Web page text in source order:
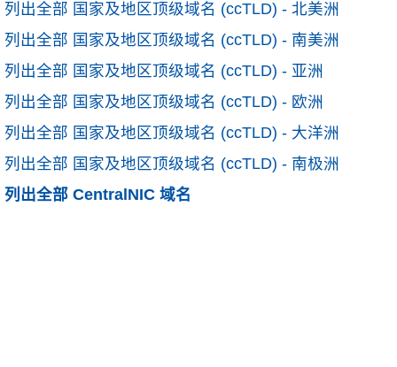
列出全部 国家及地区顶级域名 (ccTLD) - 北美洲
列出全部 国家及地区顶级域名 (ccTLD) - 南美洲
列出全部 国家及地区顶级域名 (ccTLD) - 亚洲
列出全部 国家及地区顶级域名 (ccTLD) - 欧洲
列出全部 国家及地区顶级域名 (ccTLD) - 大洋洲
列出全部 国家及地区顶级域名 (ccTLD) - 南极洲
列出全部 CentralNIC 域名